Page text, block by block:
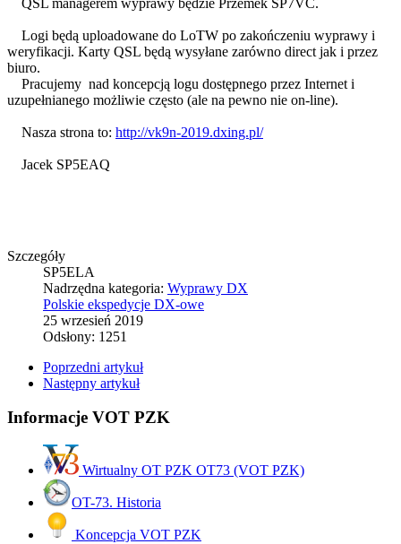
Logi będą uploadowane do LoTW po zakończeniu wyprawy i
weryfikacji. Karty QSL będą wysyłane zarówno direct jak i przez
biuro.
Pracujemy nad koncepcją logu dostępnego przez Internet i
uzupełnianego możliwie często (ale na pewno nie on-line).
Nasza strona to: http://vk9n-2019.dxing.pl/
Jacek SP5EAQ
Szczegóły
SP5ELA
Nadrzędna kategoria: Wyprawy DX
Polskie ekspedycje DX-owe
25 wrzesień 2019
Odsłony: 1251
Poprzedni artykuł
Następny artykuł
Informacje VOT PZK
Wirtualny OT PZK OT73 (VOT PZK)
OT-73. Historia
Koncepcja VOT PZK